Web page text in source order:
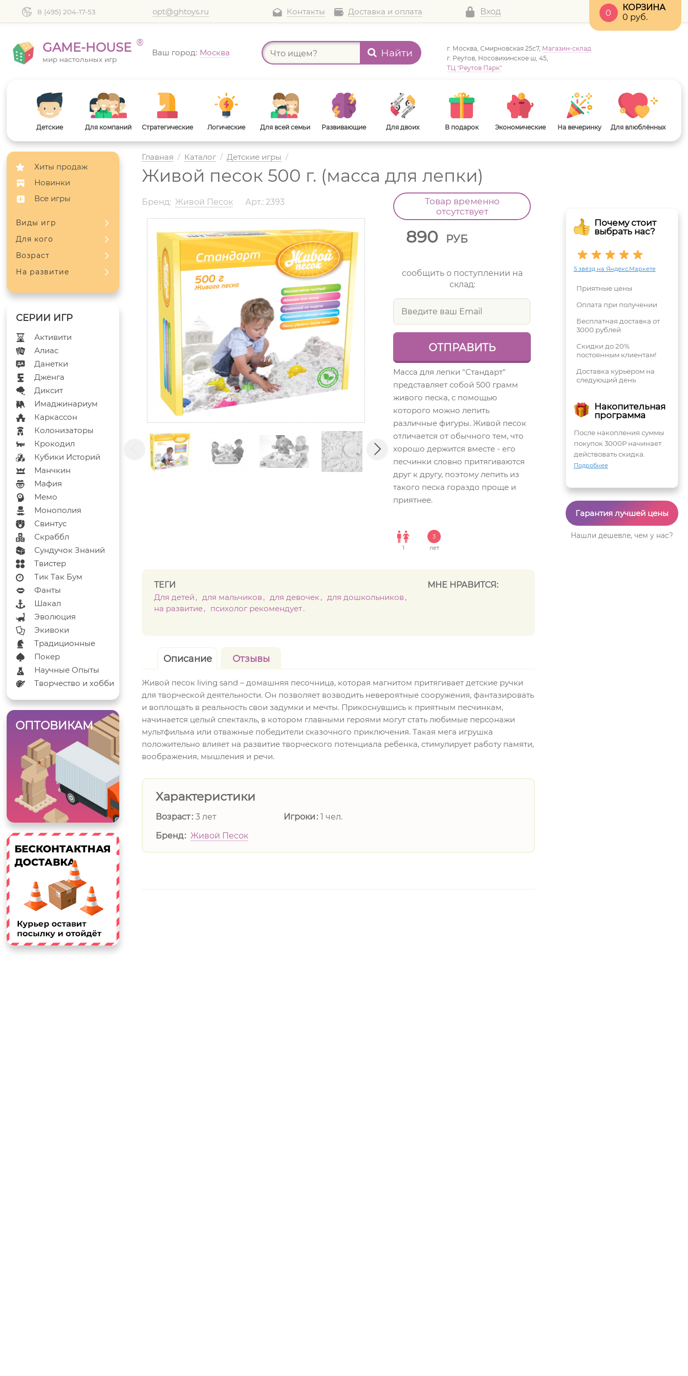
8 (495) 204-17-53 opt@ghtoys.ru Контакты Доставка и оплата Вход
КОРЗИНА
0 руб.
0
GAME-HOUSE ®
мир настольных игр
Ваш город: Москва Найти г. Москва, Смирновская 25с7, Магазин-склад
г. Реутов, Носовихинское ш, 45,
ТЦ "Реутов Парк"
Детские Для компаний Стратегические Логические Для всей семьи Развивающие Для двоих В подарок Экономические На вечеринку Для влюблённых
В дорогу Для взрослых
Хиты продаж
Новинки
Все игры
Виды игр
Для кого
Возраст
На развитие
Активити
Алиас
Данетки
Дженга
Диксит
Имаджинариум
Каркассон
Колонизаторы
Крокодил
Кубики Историй
Манчкин
Мафия
Мемо
Монополия
Свинтус
Скраббл
Сундучок Знаний
Твистер
Тик Так Бум
Фанты
Шакал
Эволюция
Экивоки
Традиционные
Покер
Научные Опыты
Творчество и хобби
ОПТОВИКАМ
Главная / Каталог / Детские игры /
Живой песок 500 г. (масса для лепки)
Почему стоит
выбрать нас?
5 звёзд на Яндекс.Маркете
Приятные цены
Оплата при получении
Бесплатная доставка от
3000 рублей
Скидки до 20%
постоянным клиентам!
Доставка курьером на
следующий день
Накопительная
программа
После накопления суммы
покупок 3000Р начинает
действовать скидка.
Подробнее
Гарантия лучшей цены
Нашли дешевле, чем у нас?
Бренд: Живой Песок Арт.: 2393
Товар временно
отсутствует
890 РУБ
сообщить о поступлении на
склад:
Масса для лепки "Стандарт"
представляет собой 500 грамм
живого песка, с помощью
которого можно лепить
различные фигуры. Живой песок
отличается от обычного тем, что
хорошо держится вместе - его
песчинки словно притягиваются
друг к другу, поэтому лепить из
такого песка гораздо проще и
приятнее.
1
3
лет
ТЕГИ
Для детей
для мальчиков для девочек
для дошкольников
на развитие
психолог рекомендует
МНЕ НРАВИТСЯ:
Описание Отзывы
Живой песок living sand – домашняя песочница, которая магнитом притягивает детские ручки
для творческой деятельности. Он позволяет возводить невероятные сооружения, фантазировать
и воплощать в реальность свои задумки и мечты. Прикоснувшись к приятным песчинкам,
начинается целый спектакль, в котором главными героями могут стать любимые персонажи
мультфильма или отважные победители сказочного приключения. Такая мега игрушка
положительно влияет на развитие творческого потенциала ребенка, стимулирует работу памяти,
воображения, мышления и речи.
Характеристики
Возраст 3 лет Игроки
1 чел.
Бренд
Живой Песок